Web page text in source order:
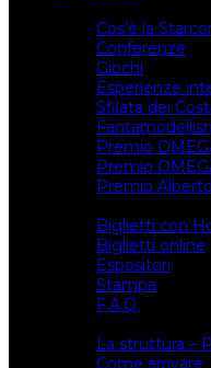
Cos’è la
Conferenze
Giochi
Esperienze
Sfilata dei
Premio
Premio
Premio
Biglietti con
Biglietti online
Espositori
Stampa
F.A.Q.
La struttura –
Come arrivare